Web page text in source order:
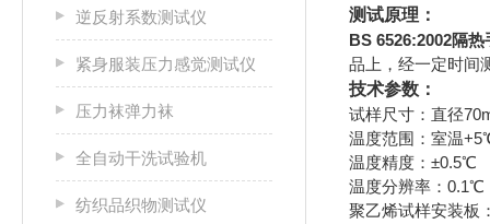
逆反射系数测试仪
紧身服装压力感觉测试仪
压力袜弹力袜
全自动干洗试验机
纺织品织物测试仪
测试原理：
BS 6526:2002隔
品上，经一定时间
技术参数：
试样尺寸：直径
温度范围：室温
温度精度：±0.5℃
温度分辨率：0.1℃
聚乙烯试样安装板